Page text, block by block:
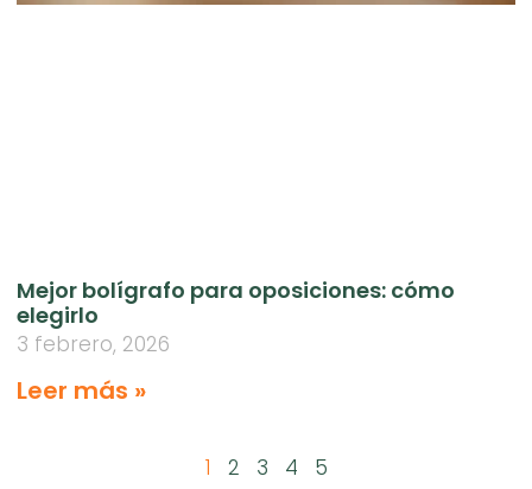
Mejor bolígrafo para oposiciones: cómo
elegirlo
3 febrero, 2026
Leer más »
1 2 3 4 5